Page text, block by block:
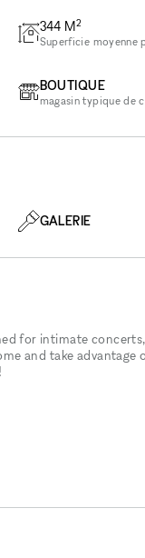
344 M2
Superficie moyenne
BOUTIQUE
magasin typique de
GALERIE
for intimate
and take advantage